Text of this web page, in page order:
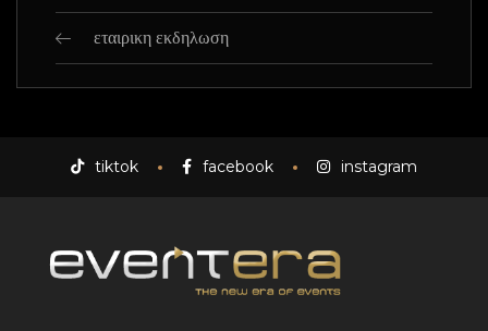
εταιρικη εκδηλωση
tiktok facebook instagram